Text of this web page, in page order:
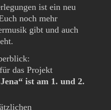
ist ein neu
noch mehr
gibt und auch
das Projekt
ist am 1. und 2.